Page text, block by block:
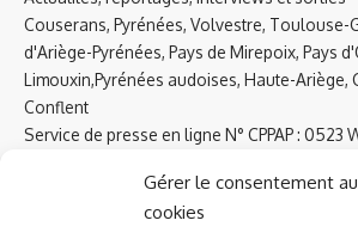
Gérer le consentement
cookies
Couserans, Pyrénées, Volvestre, Toulouse-
d'Ariège-Pyrénées, Pays de Mirepoix, Pays
Limouxin,Pyrénées audoises, Haute-Ariège,
Conflent
Service de presse en ligne N° CPPAP : 0523
Tel : 09 61 38 79 51